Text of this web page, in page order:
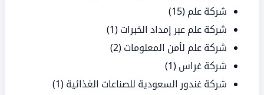
شركة علم (15)
شركة علم عبر إمداد الخبرات (1)
شركة علم لأمن المعلومات (2)
شركة غراس (1)
شركة غندور السعودية للصناعات الغذائية (1)